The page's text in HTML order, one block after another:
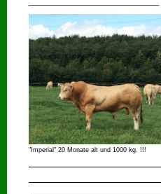
"Imperial" 20 Monate alt und 1000 kg. !!!